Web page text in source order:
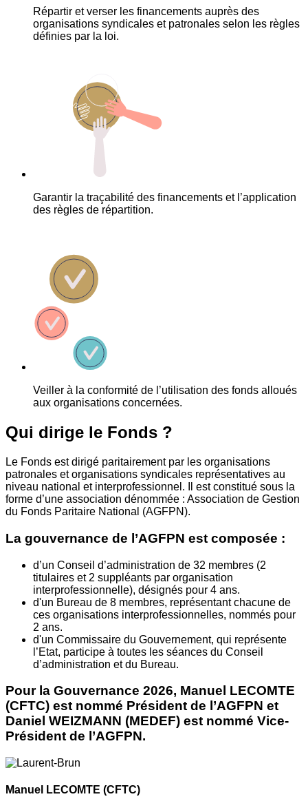
Répartir et verser les financements auprès des
organisations syndicales et patronales selon les règles
définies par la loi.
Garantir la traçabilité des financements et l’application
des règles de répartition.
Veiller à la conformité de l’utilisation des fonds alloués
aux organisations concernées.
Qui dirige le Fonds ?
Le Fonds est dirigé paritairement par les organisations
patronales et organisations syndicales représentatives au
niveau national et interprofessionnel. Il est constitué sous la
forme d’une association dénommée : Association de Gestion
du Fonds Paritaire National (AGFPN).
La gouvernance de l’AGFPN est composée :
d’un Conseil d’administration de 32 membres (2
titulaires et 2 suppléants par organisation
interprofessionnelle), désignés pour 4 ans.
d'un Bureau de 8 membres, représentant chacune de
ces organisations interprofessionnelles, nommés pour
2 ans.
d'un Commissaire du Gouvernement, qui représente
l’Etat, participe à toutes les séances du Conseil
d’administration et du Bureau.
Pour la Gouvernance 2026, Manuel LECOMTE
(CFTC) est nommé Président de l’AGFPN et
Daniel WEIZMANN (MEDEF) est nommé Vice-
Président de l’AGFPN.
Manuel LECOMTE (CFTC)